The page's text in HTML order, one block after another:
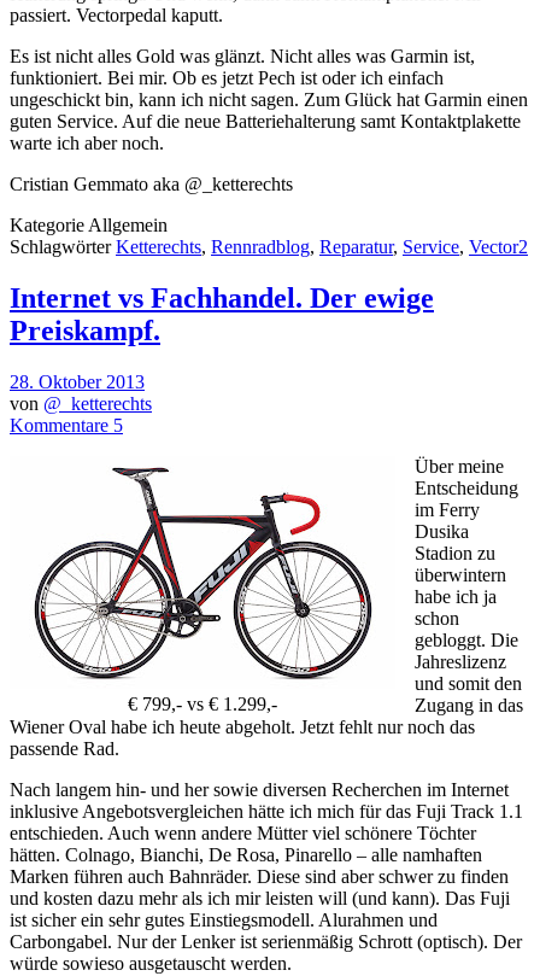
passiert. Vectorpedal kaputt.
Es ist nicht alles Gold was glänzt. Nicht alles was Garmin ist,
funktioniert. Bei mir. Ob es jetzt Pech ist oder ich einfach
ungeschickt bin, kann ich nicht sagen. Zum Glück hat Garmin einen
guten Service. Auf die neue Batteriehalterung samt Kontaktplakette
warte ich aber noch.
Cristian Gemmato aka @_ketterechts
KategorieAllgemein
SchlagwörterKetterechts, Rennradblog, Reparatur, Service, Vector2
Internet vs Fachhandel. Der ewige
Preiskampf.
28. Oktober 2013
von @_ketterechts
Kommentare 5
€ 799,- vs € 1.299,-
Über meine
Entscheidung
im Ferry
Dusika
Stadion zu
überwintern
habe ich ja
schon
gebloggt. Die
Jahreslizenz
und somit den
Zugang in das
Wiener Oval habe ich heute abgeholt. Jetzt fehlt nur noch das
passende Rad.
Nach langem hin- und her sowie diversen Recherchen im Internet
inklusive Angebotsvergleichen hätte ich mich für das Fuji Track 1.1
entschieden. Auch wenn andere Mütter viel schönere Töchter
hätten. Colnago, Bianchi, De Rosa, Pinarello – alle namhaften
Marken führen auch Bahnräder. Diese sind aber schwer zu finden
und kosten dazu mehr als ich mir leisten will (und kann). Das Fuji
ist sicher ein sehr gutes Einstiegsmodell. Alurahmen und
Carbongabel. Nur der Lenker ist serienmäßig Schrott (optisch). Der
würde sowieso ausgetauscht werden.